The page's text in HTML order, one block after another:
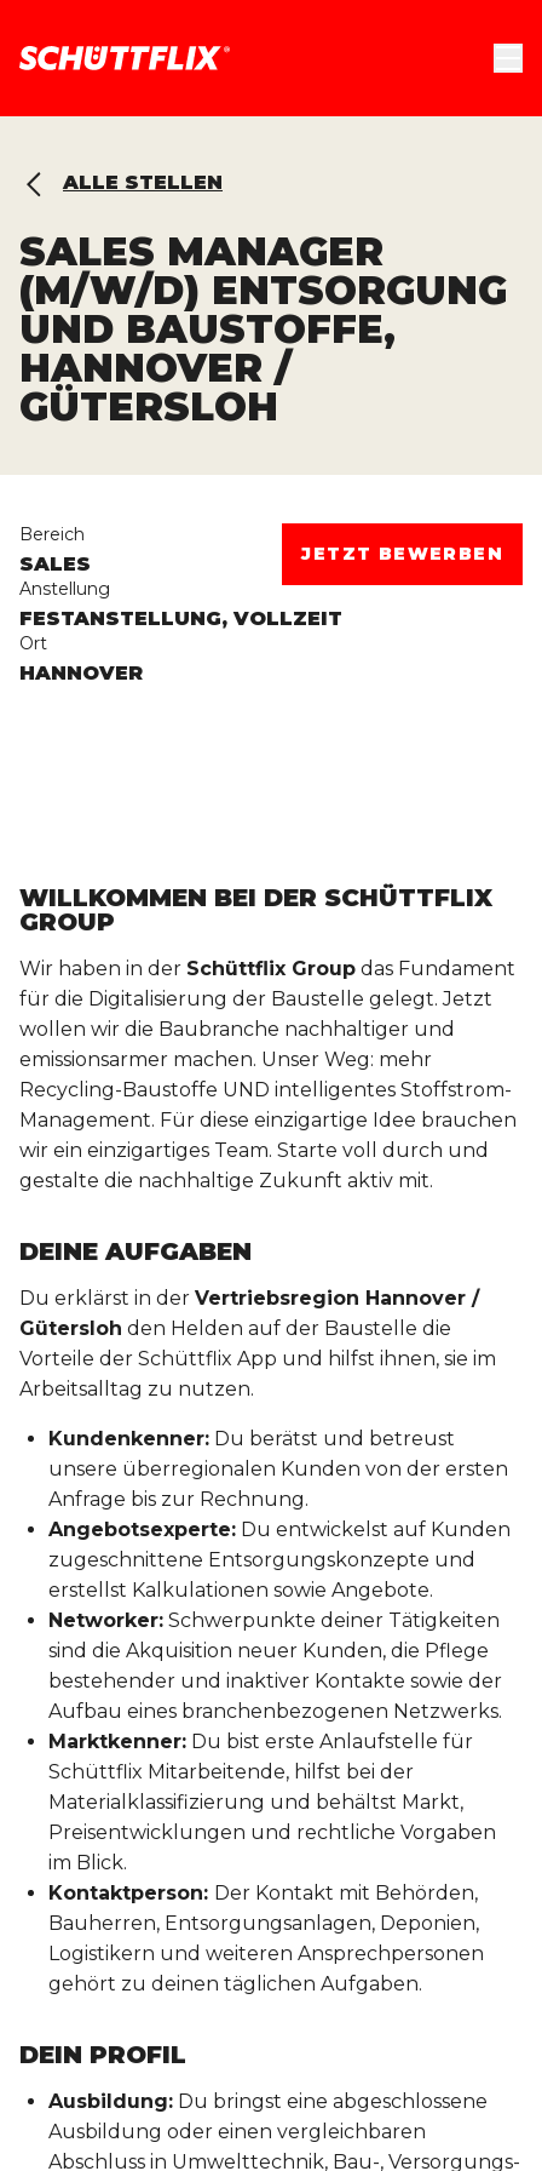
ALLE STELLEN
SALES MANAGER
(M/W/D) ENTSORGUNG
UND BAUSTOFFE,
HANNOVER /
GÜTERSLOH
Bereich
SALES
Anstellung
FESTANSTELLUNG, VOLLZEIT
Ort
HANNOVER
JETZT BEWERBEN
WILLKOMMEN BEI DER SCHÜTTFLIX
GROUP
Wir haben in der Schüttflix Group das Fundament
für die Digitalisierung der Baustelle gelegt. Jetzt
wollen wir die Baubranche nachhaltiger und
emissionsarmer machen. Unser Weg: mehr
Recycling-Baustoffe UND intelligentes Stoffstrom-
Management. Für diese einzigartige Idee brauchen
wir ein einzigartiges Team. Starte voll durch und
gestalte die nachhaltige Zukunft aktiv mit.
DEINE AUFGABEN
Du erklärst in der Vertriebsregion Hannover /
Gütersloh den Helden auf der Baustelle die
Vorteile der Schüttflix App und hilfst ihnen, sie im
Arbeitsalltag zu nutzen.
Kundenkenner: Du berätst und betreust
unsere überregionalen Kunden von der ersten
Anfrage bis zur Rechnung.
Angebotsexperte: Du entwickelst auf Kunden
zugeschnittene Entsorgungskonzepte und
erstellst Kalkulationen sowie Angebote.
Networker: Schwerpunkte deiner Tätigkeiten
sind die Akquisition neuer Kunden, die Pflege
bestehender und inaktiver Kontakte sowie der
Aufbau eines branchenbezogenen Netzwerks.
Marktkenner: Du bist erste Anlaufstelle für
Schüttflix Mitarbeitende, hilfst bei der
Materialklassifizierung und behältst Markt,
Preisentwicklungen und rechtliche Vorgaben
im Blick.
Kontaktperson: Der Kontakt mit Behörden,
Bauherren, Entsorgungsanlagen, Deponien,
Logistikern und weiteren Ansprechpersonen
gehört zu deinen täglichen Aufgaben.
DEIN PROFIL
Ausbildung: Du bringst eine abgeschlossene
Ausbildung oder einen vergleichbaren
Abschluss in Umwelttechnik, Bau-, Versorgungs-